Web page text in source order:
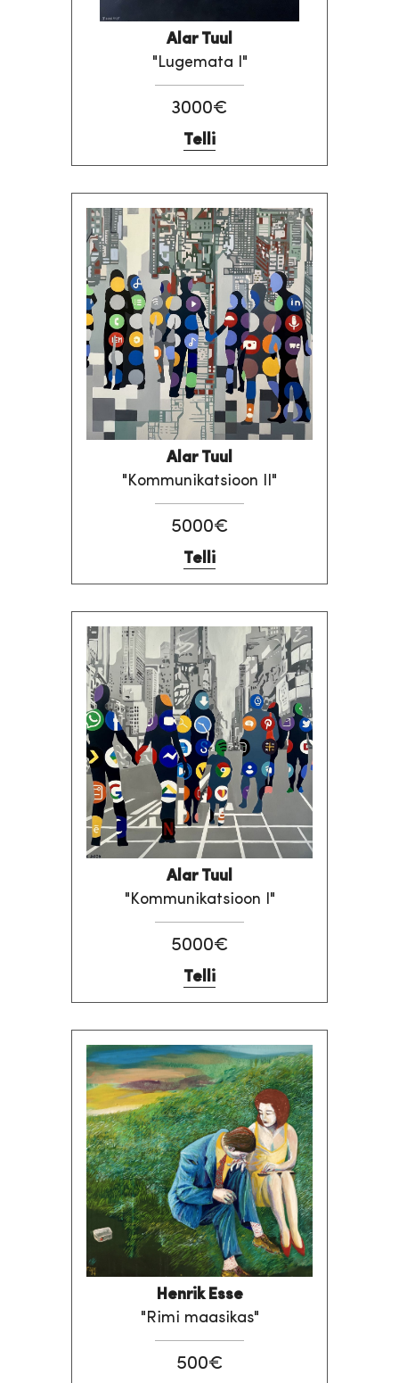
Alar Tuul
"Lugemata I"
3000€
Telli
Alar Tuul
"Kommunikatsioon II"
5000€
Telli
Alar Tuul
"Kommunikatsioon I"
5000€
Telli
Henrik Esse
"Rimi maasikas"
500€